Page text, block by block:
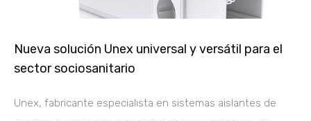
Nueva solución Unex universal y versátil para el
sector sociosanitario
Unex, fabricante especialista en sistemas aislantes de